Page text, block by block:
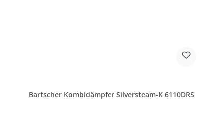
Bartscher Kombidämpfer Silversteam-K 6110DRS